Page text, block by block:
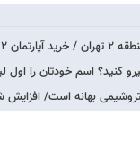
منطقه…
کنید؟ اسم خودتان را اول
بهانه است/